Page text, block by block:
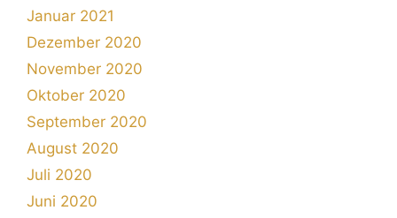
Januar 2021
Dezember 2020
November 2020
Oktober 2020
September 2020
August 2020
Juli 2020
Juni 2020